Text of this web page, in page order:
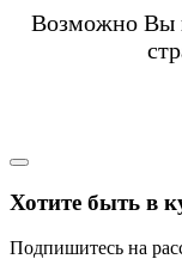
Возможно Вы
Хотите быть в
Подпишитесь на